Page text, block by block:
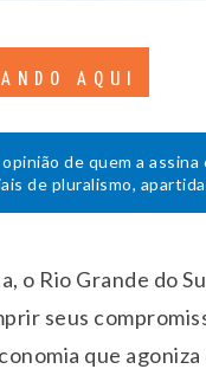
AQUI
de quem a assina
de pluralismo,
o Rio Grande do
seus
que